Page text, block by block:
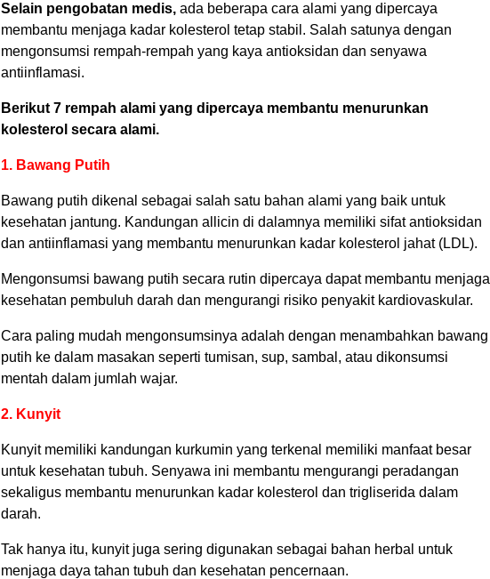
Selain pengobatan medis, ada beberapa cara alami yang dipercaya
membantu menjaga kadar kolesterol tetap stabil. Salah satunya dengan
mengonsumsi rempah-rempah yang kaya antioksidan dan senyawa
antiinflamasi.
Berikut 7 rempah alami yang dipercaya membantu menurunkan
kolesterol secara alami.
1. Bawang Putih
Bawang putih dikenal sebagai salah satu bahan alami yang baik untuk
kesehatan jantung. Kandungan allicin di dalamnya memiliki sifat antioksidan
dan antiinflamasi yang membantu menurunkan kadar kolesterol jahat (LDL).
Mengonsumsi bawang putih secara rutin dipercaya dapat membantu menjaga
kesehatan pembuluh darah dan mengurangi risiko penyakit kardiovaskular.
Cara paling mudah mengonsumsinya adalah dengan menambahkan bawang
putih ke dalam masakan seperti tumisan, sup, sambal, atau dikonsumsi
mentah dalam jumlah wajar.
2. Kunyit
Kunyit memiliki kandungan kurkumin yang terkenal memiliki manfaat besar
untuk kesehatan tubuh. Senyawa ini membantu mengurangi peradangan
sekaligus membantu menurunkan kadar kolesterol dan trigliserida dalam
darah.
Tak hanya itu, kunyit juga sering digunakan sebagai bahan herbal untuk
menjaga daya tahan tubuh dan kesehatan pencernaan.